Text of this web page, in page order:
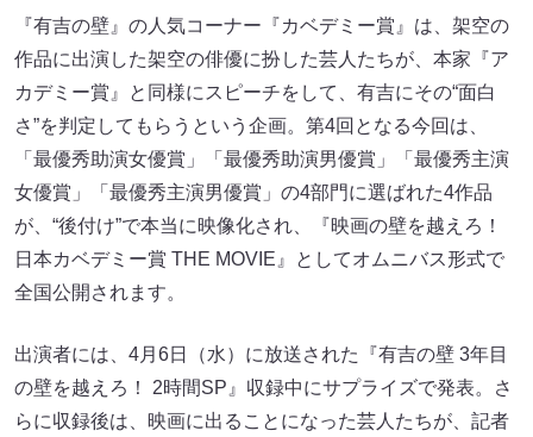
『有吉の壁』の人気コーナー『カベデミー賞』は、架空の
作品に出演した架空の俳優に扮した芸人たちが、本家『ア
カデミー賞』と同様にスピーチをして、有吉にその“面白
さ”を判定してもらうという企画。第4回となる今回は、
「最優秀助演女優賞」「最優秀助演男優賞」「最優秀主演
女優賞」「最優秀主演男優賞」の4部門に選ばれた4作品
が、“後付け”で本当に映像化され、『映画の壁を越えろ！
日本カベデミー賞 THE MOVIE』としてオムニバス形式で
全国公開されます。
出演者には、4月6日（水）に放送された『有吉の壁 3年目
の壁を越えろ！ 2時間SP』収録中にサプライズで発表。さ
らに収録後は、映画に出ることになった芸人たちが、記者